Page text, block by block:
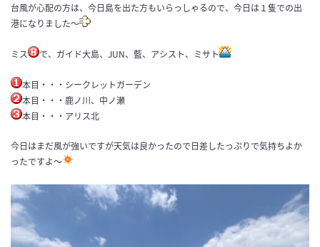
台風が心配の方は、今日島を出た方もいらっしゃるので、今日は１隻での出
港になりました〜
ミス で、ガイド大島、JUN、藍、アシスト、ミサト
本目・・・シークレットガーデン
本目・・・鹿ノ川、中ノ瀬
本目・・・アリス北
今日はまだ風が強いですが天気は良かったので日差したっぷりで気持ちよか
ったですよ〜